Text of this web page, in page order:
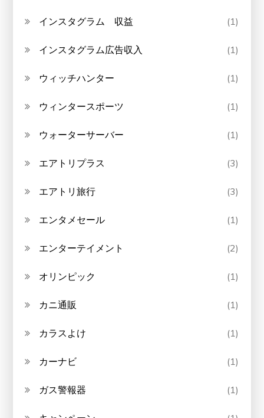
インスタグラム 収益 (1)
インスタグラム広告収入 (1)
ウィッチハンター (1)
ウィンタースポーツ (1)
ウォーターサーバー (1)
エアトリプラス (3)
エアトリ旅行 (3)
エンタメセール (1)
エンターテイメント (2)
オリンピック (1)
カニ通販 (1)
カラスよけ (1)
カーナビ (1)
ガス警報器 (1)